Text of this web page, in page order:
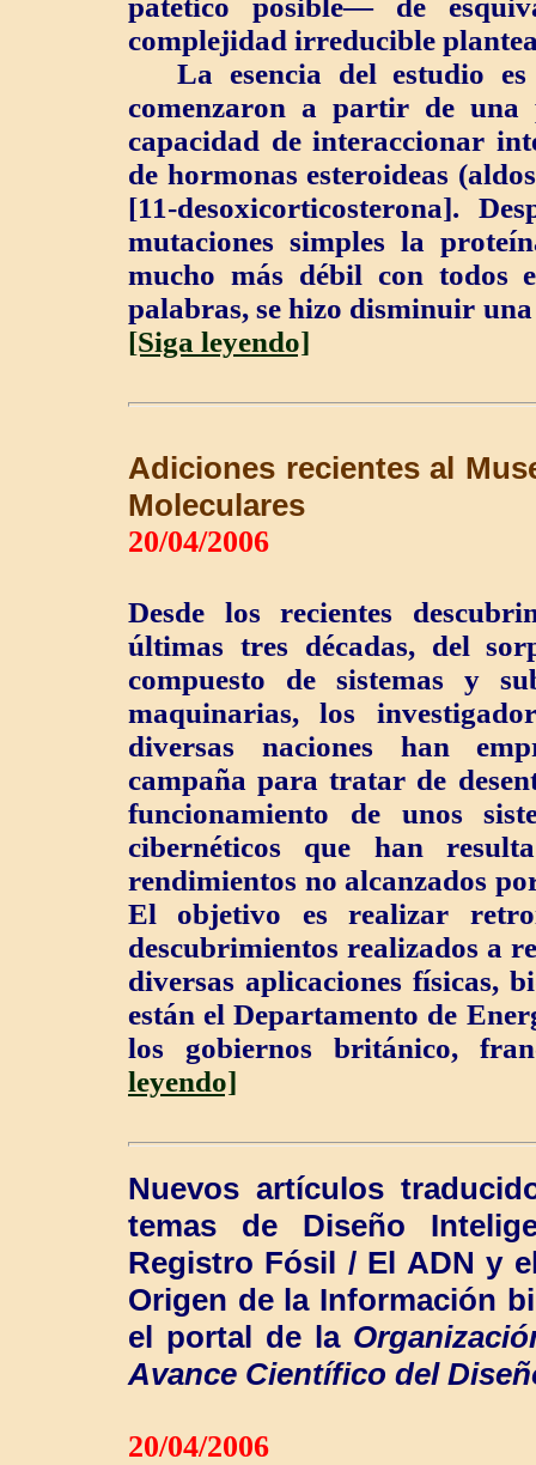
patético posible— de
complejidad irreducible
La esencia del estudio es
comenzaron a partir de
capacidad de interaccionar
de hormonas esteroideas
[11-desoxicorticosterona].
mutaciones simples la
mucho más débil con todos
palabras, se hizo disminuir
[Siga leyendo]
Adiciones recientes al
Moleculares
20/04/2006
Desde los recientes
últimas tres décadas, del
compuesto de sistemas y
maquinarias, los
diversas naciones han
campaña para tratar de
funcionamiento de unos
cibernéticos que han
rendimientos no alcanzados
El objetivo es realizar
descubrimientos realizados a
diversas aplicaciones físicas,
están el Departamento de
los gobiernos británico,
leyendo]
Nuevos artículos
temas de Diseño
Registro Fósil / El ADN y
Origen de la Información
el portal de la
Avance Científico del
20/04/2006